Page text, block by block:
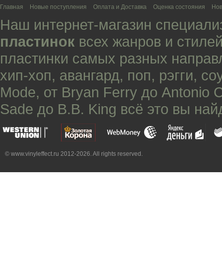
Главная Новые поступления Оплата и Доставка Оценка состояния
Наш интернет-магазин
пластинок всех жанров и
пластинки самых разных
хип-хоп, авангард, поп, рэгги,
Mode, от Bryan Ferry до Antonio
Sade до B.B. King всё это вы
© www.vinyleffect.ru 2012-2026. All rights reserved.